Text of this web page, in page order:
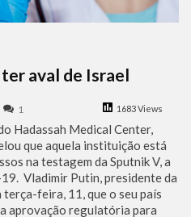
aval de Israel
1683 Views
1
Hadassah Medical Center,
que aquela instituição está
na testagem da Sputnik V, a
Vladimir Putin, presidente da
feira, 11, que o seu país
aprovação regulatória para